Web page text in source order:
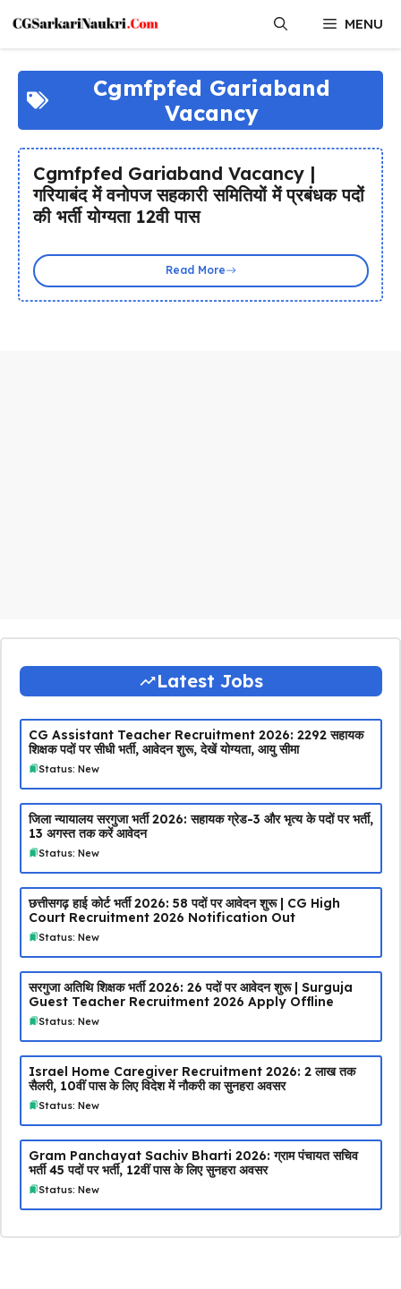
content
MENU
Cgmfpfed Gariaband
Vacancy
Cgmfpfed Gariaband Vacancy |
गरियाबंद में वनोपज सहकारी समितियों में प्रबंधक पदों
की भर्ती योग्यता 12वी पास
Read More
Latest Jobs
CG Assistant Teacher Recruitment 2026: 2292 सहायक
शिक्षक पदों पर सीधी भर्ती, आवेदन शुरू, देखें योग्यता, आयु सीमा
Status: New
जिला न्यायालय सरगुजा भर्ती 2026: सहायक ग्रेड-3 और भृत्य के पदों पर भर्ती,
13 अगस्त तक करें आवेदन
Status: New
छत्तीसगढ़ हाई कोर्ट भर्ती 2026: 58 पदों पर आवेदन शुरू | CG High
Court Recruitment 2026 Notification Out
Status: New
सरगुजा अतिथि शिक्षक भर्ती 2026: 26 पदों पर आवेदन शुरू | Surguja
Guest Teacher Recruitment 2026 Apply Offline
Status: New
Israel Home Caregiver Recruitment 2026: ₹2 लाख तक
सैलरी, 10वीं पास के लिए विदेश में नौकरी का सुनहरा अवसर
Status: New
Gram Panchayat Sachiv Bharti 2026: ग्राम पंचायत सचिव
भर्ती 45 पदों पर भर्ती, 12वीं पास के लिए सुनहरा अवसर
Status: New